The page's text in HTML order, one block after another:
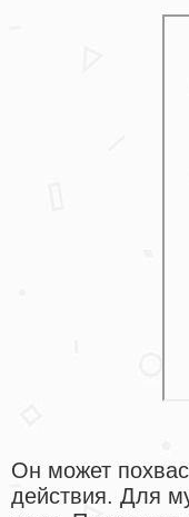
Он может
действия. Для